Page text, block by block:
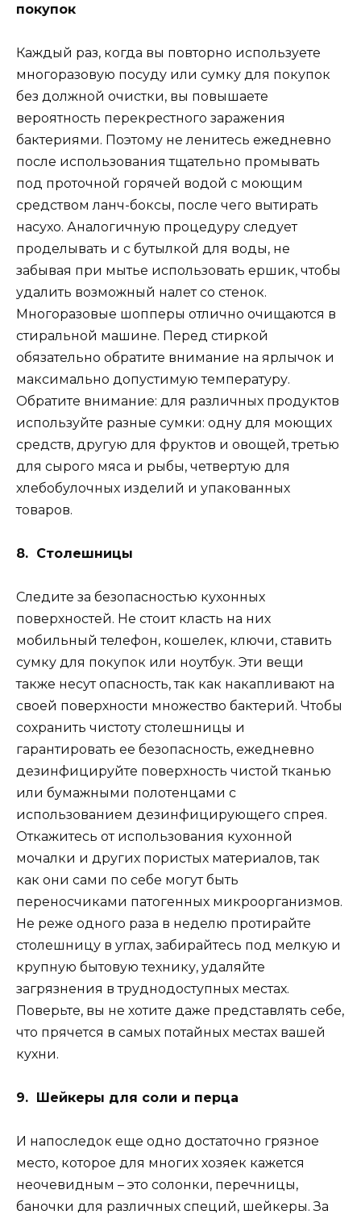
покупок
Каждый раз, когда вы повторно используете
многоразовую посуду или сумку для покупок
без должной очистки, вы повышаете
вероятность перекрестного заражения
бактериями. Поэтому не ленитесь ежедневно
после использования тщательно промывать
под проточной горячей водой с моющим
средством ланч-боксы, после чего вытирать
насухо. Аналогичную процедуру следует
проделывать и с бутылкой для воды, не
забывая при мытье использовать ершик, чтобы
удалить возможный налет со стенок.
Многоразовые шопперы отлично очищаются в
стиральной машине. Перед стиркой
обязательно обратите внимание на ярлычок и
максимально допустимую температуру.
Обратите внимание: для различных продуктов
используйте разные сумки: одну для моющих
средств, другую для фруктов и овощей, третью
для сырого мяса и рыбы, четвертую для
хлебобулочных изделий и упакованных
товаров.
8. Столешницы
Следите за безопасностью кухонных
поверхностей. Не стоит класть на них
мобильный телефон, кошелек, ключи, ставить
сумку для покупок или ноутбук. Эти вещи
также несут опасность, так как накапливают на
своей поверхности множество бактерий. Чтобы
сохранить чистоту столешницы и
гарантировать ее безопасность, ежедневно
дезинфицируйте поверхность чистой тканью
или бумажными полотенцами с
использованием дезинфицирующего спрея.
Откажитесь от использования кухонной
мочалки и других пористых материалов, так
как они сами по себе могут быть
переносчиками патогенных микроорганизмов.
Не реже одного раза в неделю протирайте
столешницу в углах, забирайтесь под мелкую и
крупную бытовую технику, удаляйте
загрязнения в труднодоступных местах.
Поверьте, вы не хотите даже представлять себе,
что прячется в самых потайных местах вашей
кухни.
9. Шейкеры для соли и перца
И напоследок еще одно достаточно грязное
место, которое для многих хозяек кажется
неочевидным – это солонки, перечницы,
баночки для различных специй, шейкеры. За